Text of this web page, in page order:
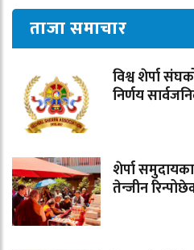
ताजा समाचार
विश्व शेर्पा
निर्णय
शेर्पा समुदायका
तेन्जीन